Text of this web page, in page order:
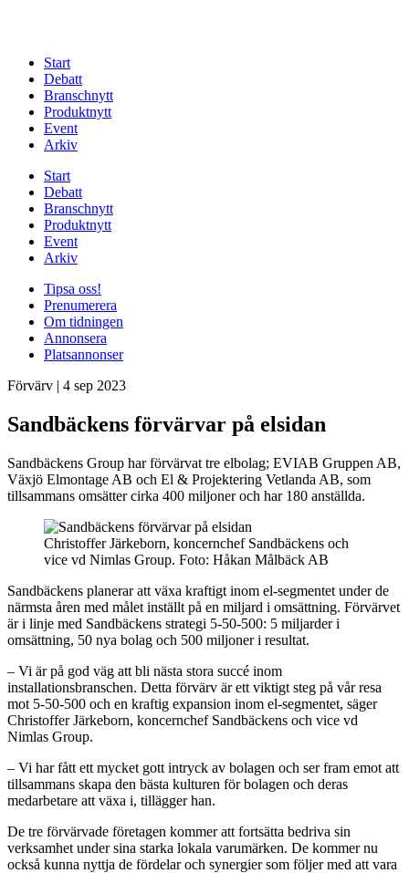
Start
Debatt
Branschnytt
Produktnytt
Event
Arkiv
Start
Debatt
Branschnytt
Produktnytt
Event
Arkiv
Tipsa oss!
Prenumerera
Om tidningen
Annonsera
Platsannonser
Förvärv | 4 sep 2023
Sandbäckens förvärvar på elsidan
Sandbäckens Group har förvärvat tre elbolag; EVIAB Gruppen AB,
Växjö Elmontage AB och El & Projektering Vetlanda AB, som
tillsammans omsätter cirka 400 miljoner och har 180 anställda.
Christoffer Järkeborn, koncernchef Sandbäckens och
vice vd Nimlas Group. Foto: Håkan Målbäck AB
Sandbäckens planerar att växa kraftigt inom el-segmentet under de
närmsta åren med målet inställt på en miljard i omsättning. Förvärvet
är i linje med Sandbäckens strategi 5-50-500: 5 miljarder i
omsättning, 50 nya bolag och 500 miljoner i resultat.
– Vi är på god väg att bli nästa stora succé inom
installationsbranschen. Detta förvärv är ett viktigt steg på vår resa
mot 5-50-500 och en kraftig expansion inom el-segmentet, säger
Christoffer Järkeborn, koncernchef Sandbäckens och vice vd
Nimlas Group.
– Vi har fått ett mycket gott intryck av bolagen och ser fram emot att
tillsammans skapa den bästa kulturen för bolagen och deras
medarbetare att växa i, tillägger han.
De tre förvärvade företagen kommer att fortsätta bedriva sin
verksamhet under sina starka lokala varumärken. De kommer nu
också kunna nyttja de fördelar och synergier som följer med att vara